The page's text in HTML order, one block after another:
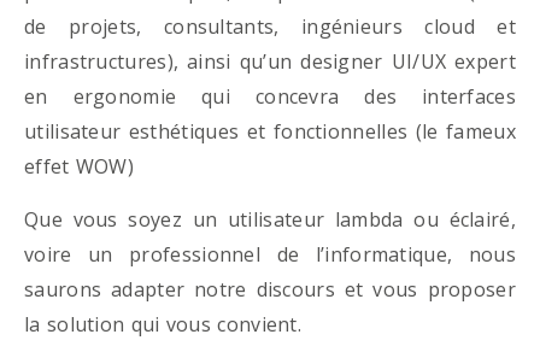
de projets, consultants, ingénieurs cloud et
infrastructures), ainsi qu’un designer UI/UX expert
en ergonomie qui concevra des interfaces
utilisateur esthétiques et fonctionnelles (le fameux
effet WOW)
Que vous soyez un utilisateur lambda ou éclairé,
voire un professionnel de l’informatique, nous
saurons adapter notre discours et vous proposer
la solution qui vous convient.